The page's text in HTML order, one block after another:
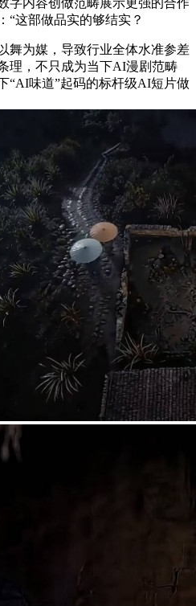
字内容创做范畴展示更强的合作
“这部做品实的够结实？
为媒，导致行业全体水准参差
理，不只成为当下AI漫剧范畴
“AI味道”起码的标杆级AI短片做